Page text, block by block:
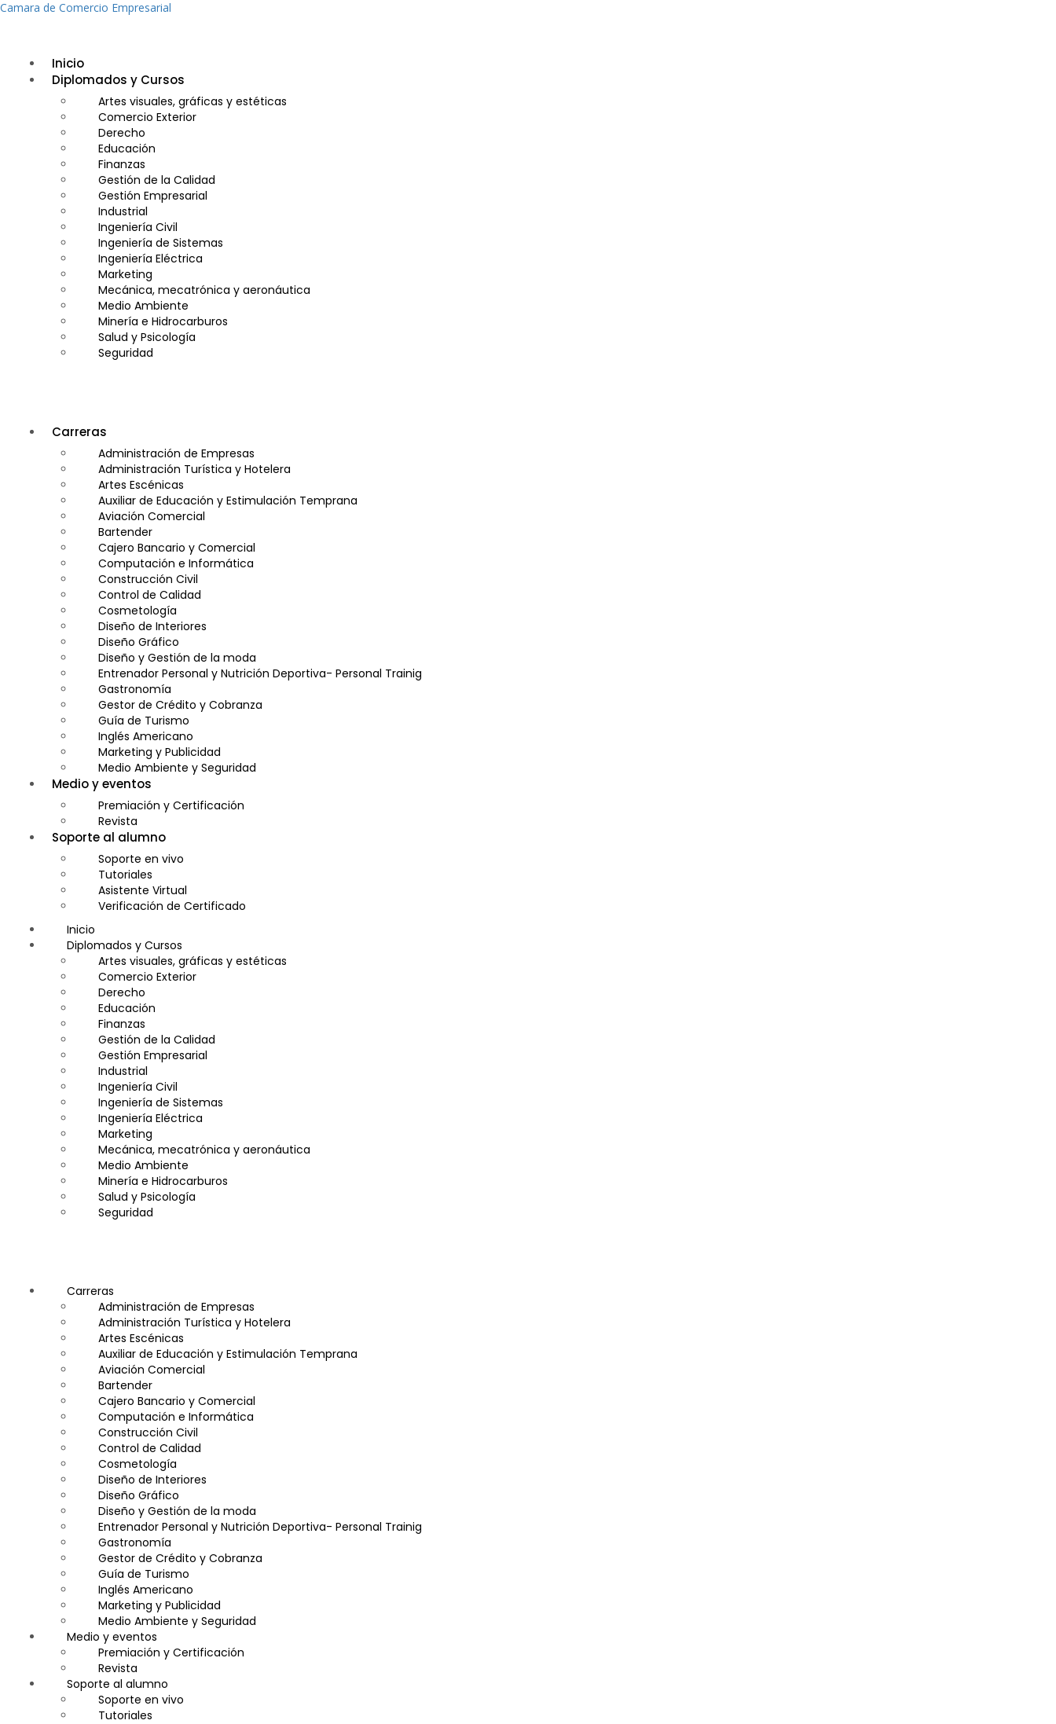
Camara de Comercio Empresarial
Inicio
Diplomados y Cursos
Artes visuales, gráficas y estéticas
Comercio Exterior
Derecho
Educación
Finanzas
Gestión de la Calidad
Gestión Empresarial
Industrial
Ingeniería Civil
Ingeniería de Sistemas
Ingeniería Eléctrica
Marketing
Mecánica, mecatrónica y aeronáutica
Medio Ambiente
Minería e Hidrocarburos
Salud y Psicología
Seguridad
Carreras
Administración de Empresas
Administración Turística y Hotelera
Artes Escénicas
Auxiliar de Educación y Estimulación Temprana
Aviación Comercial
Bartender
Cajero Bancario y Comercial
Computación e Informática
Construcción Civil
Control de Calidad
Cosmetología
Diseño de Interiores
Diseño Gráfico
Diseño y Gestión de la moda
Entrenador Personal y Nutrición Deportiva- Personal Trainig
Gastronomía
Gestor de Crédito y Cobranza
Guía de Turismo
Inglés Americano
Marketing y Publicidad
Medio Ambiente y Seguridad
Plataforma Bancaria y Comercial
Secretaria Corporativo
Telemarketing
Ventas de Productos y Servicios Financieros
Visitador Médico
Medio y eventos
Premiación y Certificación
Revista
Soporte al alumno
Soporte en vivo
Tutoriales
Asistente Virtual
Verificación de Certificado
Inicio
Diplomados y Cursos
Artes visuales, gráficas y estéticas
Comercio Exterior
Derecho
Educación
Finanzas
Gestión de la Calidad
Gestión Empresarial
Industrial
Ingeniería Civil
Ingeniería de Sistemas
Ingeniería Eléctrica
Marketing
Mecánica, mecatrónica y aeronáutica
Medio Ambiente
Minería e Hidrocarburos
Salud y Psicología
Seguridad
Carreras
Administración de Empresas
Administración Turística y Hotelera
Artes Escénicas
Auxiliar de Educación y Estimulación Temprana
Aviación Comercial
Bartender
Cajero Bancario y Comercial
Computación e Informática
Construcción Civil
Control de Calidad
Cosmetología
Diseño de Interiores
Diseño Gráfico
Diseño y Gestión de la moda
Entrenador Personal y Nutrición Deportiva- Personal Trainig
Gastronomía
Gestor de Crédito y Cobranza
Guía de Turismo
Inglés Americano
Marketing y Publicidad
Medio Ambiente y Seguridad
Plataforma Bancaria y Comercial
Secretaria Corporativo
Telemarketing
Ventas de Productos y Servicios Financieros
Visitador Médico
Medio y eventos
Premiación y Certificación
Revista
Soporte al alumno
Soporte en vivo
Tutoriales